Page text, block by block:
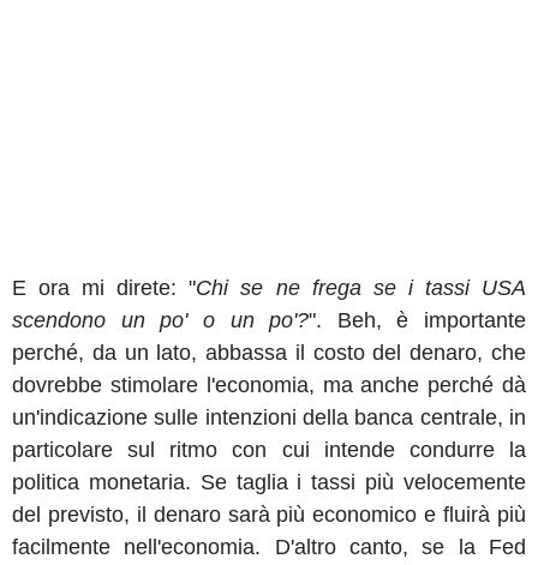
E ora mi direte: "Chi se ne frega se i tassi USA
scendono un po' o un po'?". Beh, è importante
perché, da un lato, abbassa il costo del denaro, che
dovrebbe stimolare l'economia, ma anche perché dà
un'indicazione sulle intenzioni della banca centrale, in
particolare sul ritmo con cui intende condurre la
politica monetaria. Se taglia i tassi più velocemente
del previsto, il denaro sarà più economico e fluirà più
facilmente nell'economia. D'altro canto, se la Fed